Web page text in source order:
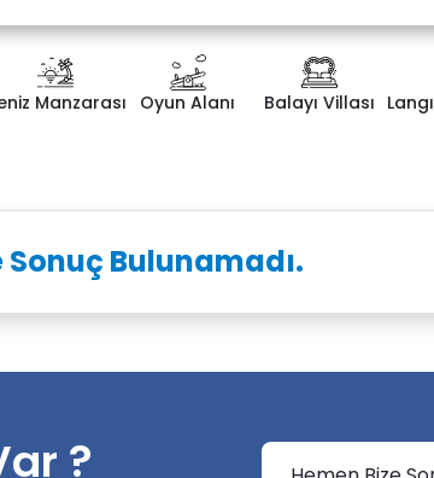
Manzarası Oyun Alanı Balayı Villası
Sonuç Bulunamadı.
?